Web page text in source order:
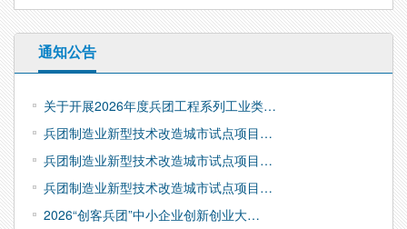
通知公告
关于开展2026年度兵团工程系列工业类…
兵团制造业新型技术改造城市试点项目…
兵团制造业新型技术改造城市试点项目…
兵团制造业新型技术改造城市试点项目…
2026“创客兵团”中小企业创新创业大…